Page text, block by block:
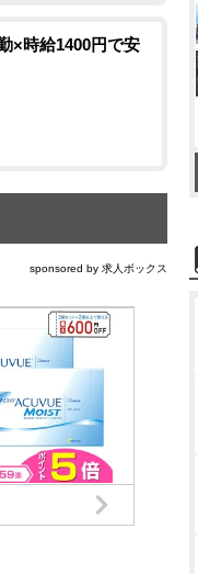
×時給1400円で安
sponsored by 求人ボックス